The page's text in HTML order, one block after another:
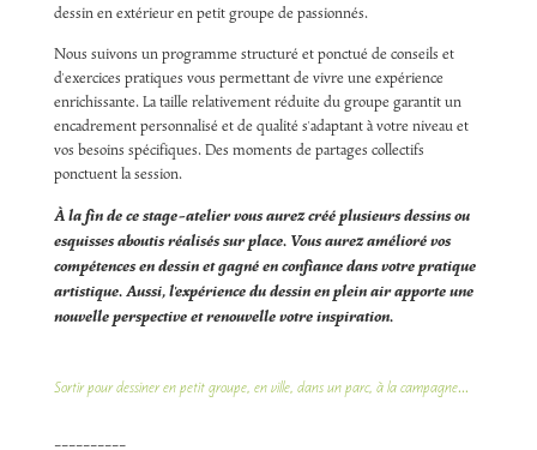
dessin en extérieur en petit groupe de passionnés.
Nous suivons un programme structuré et ponctué de conseils et
d'exercices pratiques vous permettant de vivre une expérience
enrichissante. La taille relativement réduite du groupe garantit un
encadrement personnalisé et de qualité s'adaptant à votre niveau et
vos besoins spécifiques. Des moments de partages collectifs
ponctuent la session.
À la fin de ce stage-atelier vous aurez créé plusieurs dessins ou
esquisses aboutis réalisés sur place. Vous aurez amélioré vos
compétences en dessin et gagné en confiance dans votre pratique
artistique. Aussi, l'expérience du dessin en plein air apporte une
nouvelle perspective et renouvelle votre inspiration.
Sortir pour dessiner en petit groupe, en ville, dans un parc, à la campagne...
----------